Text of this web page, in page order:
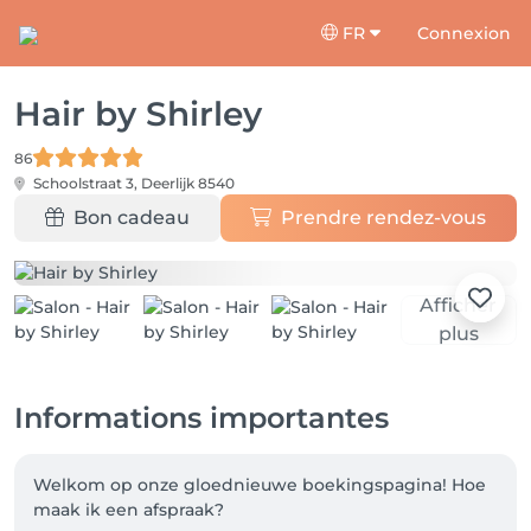
FR Connexion
Hair by Shirley
86
Schoolstraat 3, Deerlijk 8540
Bon cadeau Prendre rendez-vous
Afficher
plus
Informations importantes
Welkom op onze gloednieuwe boekingspagina! Hoe
maak ik een afspraak?